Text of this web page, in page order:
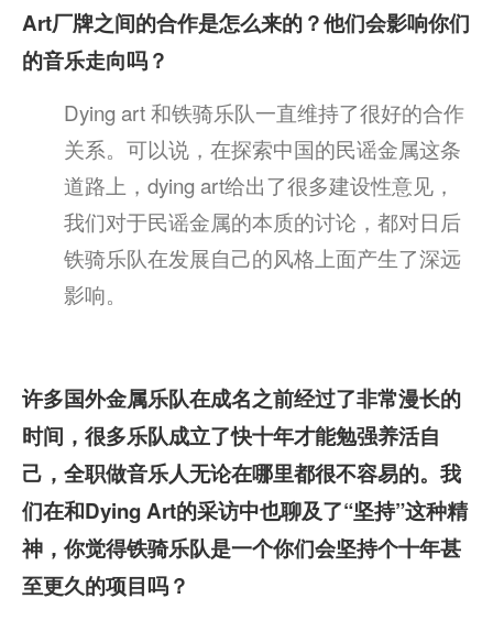
Art厂牌之间的合作是怎么来的？他们会影响你们
的音乐走向吗？
Dying art 和铁骑乐队一直维持了很好的合作
关系。可以说，在探索中国的民谣金属这条
道路上，dying art给出了很多建设性意见，
我们对于民谣金属的本质的讨论，都对日后
铁骑乐队在发展自己的风格上面产生了深远
影响。
许多国外金属乐队在成名之前经过了非常漫长的
时间，很多乐队成立了快十年才能勉强养活自
己，全职做音乐人无论在哪里都很不容易的。我
们在和Dying Art的采访中也聊及了“坚持”这种精
神，你觉得铁骑乐队是一个你们会坚持个十年甚
至更久的项目吗？